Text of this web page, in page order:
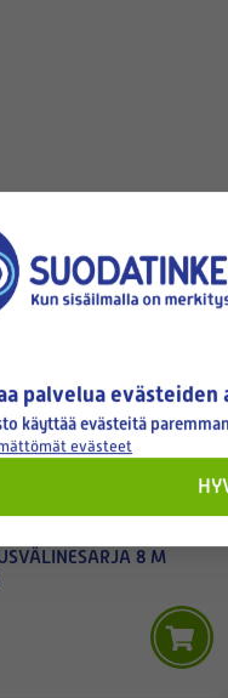
Saatavilla
8 M
palvelua evästeiden
käyttää evästeitä
evästeet